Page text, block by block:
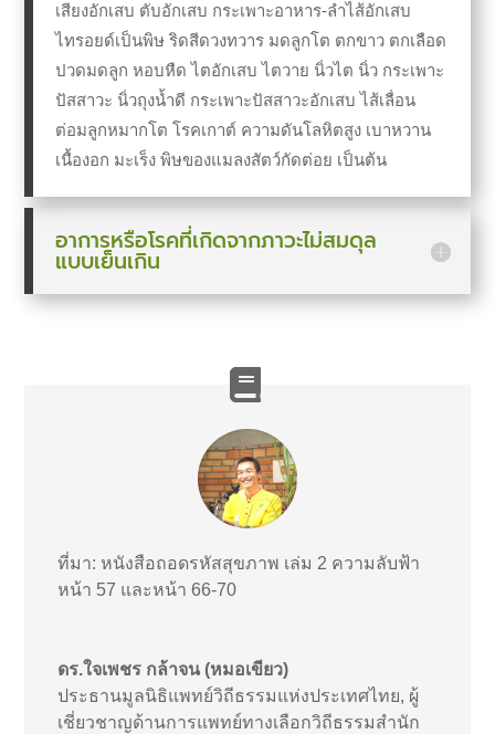
เสียงอักเสบ ตับอักเสบ กระเพาะอาหาร-ลำไส้อักเสบ
ไทรอยด์เป็นพิษ ริดสีดวงทวาร มดลูกโต ตกขาว ตกเลือด
ปวดมดลูก หอบหืด ไตอักเสบ ไตวาย นิ่วไต นิ่ว กระเพาะ
ปัสสาวะ นิ่วถุงน้ำดี กระเพาะปัสสาวะอักเสบ ไส้เลื่อน
ต่อมลูกหมากโต โรคเกาต์ ความดันโลหิตสูง เบาหวาน
เนื้องอก มะเร็ง พิษของแมลงสัตว์กัดต่อย เป็นต้น
อาการหรือโรคที่เกิดจากภาวะไม่สมดุล
แบบเย็นเกิน
ที่มา: หนังสือถอดรหัสสุขภาพ เล่ม 2 ความลับฟ้า
หน้า 57 และหน้า 66-70
ดร.ใจเพชร กล้าจน (หมอเขียว)
ประธานมูลนิธิแพทย์วิถีธรรมแห่งประเทศไทย, ผู้
เชี่ยวชาญด้านการแพทย์ทางเลือกวิถีธรรมสำนัก